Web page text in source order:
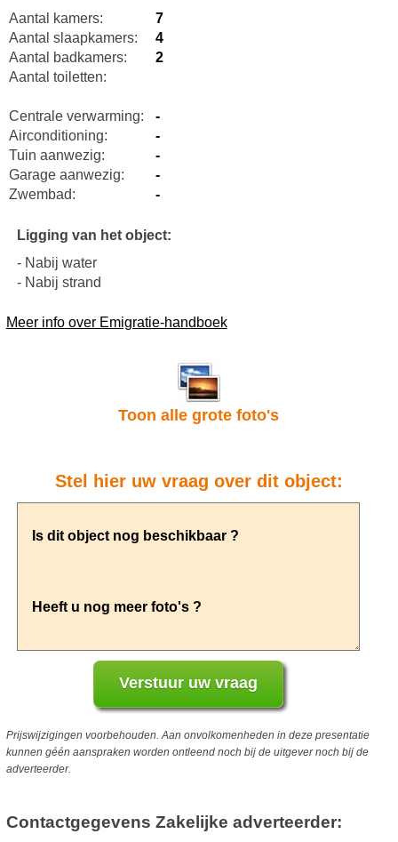
Aantal kamers:
7
Aantal slaapkamers:
4
Aantal badkamers:
2
Aantal toiletten:
Centrale verwarming:
-
Airconditioning:
-
Tuin aanwezig:
-
Garage aanwezig:
-
Zwembad:
-
Ligging van het object:
- Nabij water
- Nabij strand
Meer info over Emigratie-handboek
Toon alle grote foto's
Stel hier uw vraag over dit object:
Prijswijzigingen voorbehouden. Aan onvolkomenheden in deze presentatie
kunnen géén aanspraken worden ontleend noch bij de uitgever noch bij de
adverteerder.
Contactgegevens Zakelijke adverteerder: